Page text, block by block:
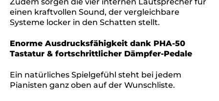
einen kraftvollen Sound, der vergleichbare
Systeme locker in den Schatten stellt.
Enorme Ausdrucksfähigkeit dank PHA-50
Tastatur & fortschrittlicher Dämpfer-Pedale
Ein natürliches Spielgefühl steht bei jedem
Pianisten ganz oben auf der Wunschliste.